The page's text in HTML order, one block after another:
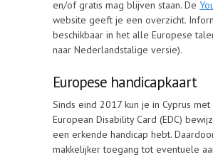
en/of gratis mag blijven staan. De
website geeft je een overzicht.
beschikbaar in het alle Europese
naar Nederlandstalige versie).
Europese handicapkaart
Sinds eind 2017 kun je in Cyprus met
European Disability Card (EDC)
een erkende handicap hebt.
makkelijker toegang tot eventuele